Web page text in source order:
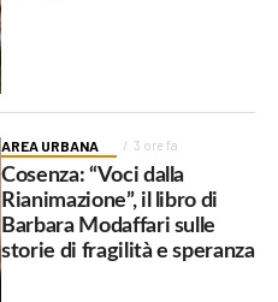
AREA URBANA 3 ore fa
Cosenza: “Voci dalla
Rianimazione”, il libro di
Barbara Modaffari sulle
storie di fragilità e speranza